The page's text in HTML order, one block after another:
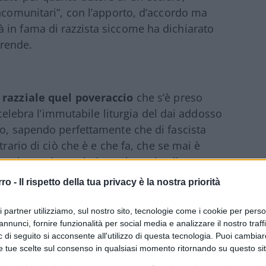
- Il rispetto della tua privacy è la nostra priorità
partner utilizziamo, sul nostro sito, tecnologie come i cookie per
fornire funzionalità per social media e analizzare il nostro
di seguito si acconsente all'utilizzo di questa tecnologia. Puoi
tue scelte sul consenso in qualsiasi momento ritornando su questo
con l’apporto, d’accordo ma
fama di razzista siccome ha dichiarato
razziale quel poveraccio che s’è preso
l’immutabile liturgia del dai addosso
sapendo perfettamente che di fascista
di ciò che è e che fa, che se mai è
prendono piede anche qui nella
trasversale ma concorde nel minimizzare,
dei partiti e delle istituzioni non
prudenza ma della franca menzogna e
salvo che a destra sono ancora più
tranne, ma timidamente, un paio di
l’attentatore per quello che era,